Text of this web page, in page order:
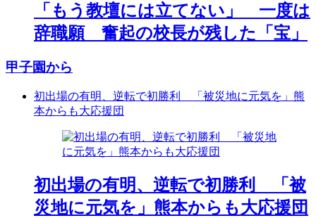
「もう教壇には立てない」 一度は
辞職願 奮起の校長が残した「宝」
甲子園から
初出場の有明、逆転で初勝利 「被災地に元気を」熊
本からも大応援団
初出場の有明、逆転で初勝利 「被
災地に元気を」熊本からも大応援団